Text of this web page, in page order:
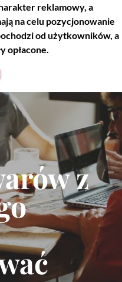
reklamowy, a
na celu pozycjonowanie
od użytkowników, a
opłacone.
z